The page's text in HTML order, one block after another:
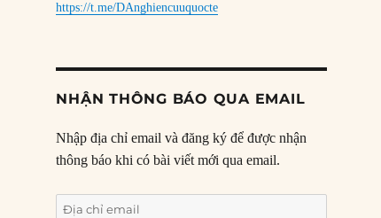
https://t.me/DAnghiencuuquocte
NHẬN THÔNG BÁO QUA EMAIL
Nhập địa chỉ email và đăng ký để được nhận
thông báo khi có bài viết mới qua email.
Địa